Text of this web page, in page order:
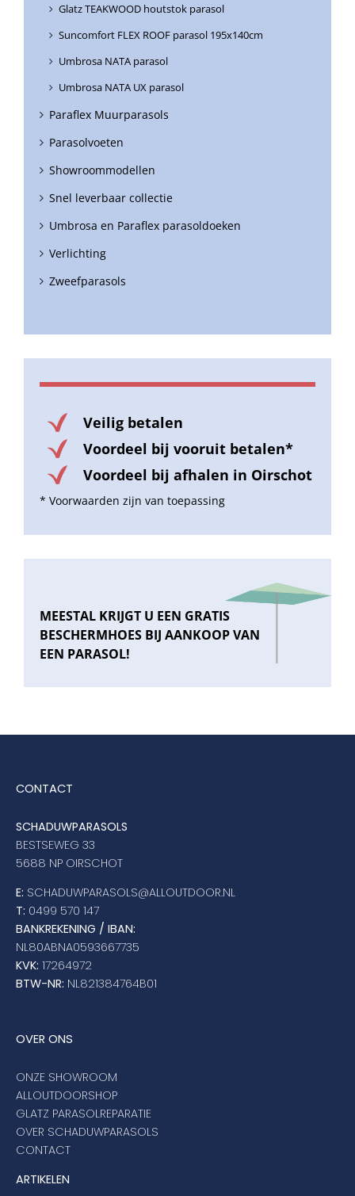
Glatz TEAKWOOD houtstok parasol
Suncomfort FLEX ROOF parasol 195x140cm
Umbrosa NATA parasol
Umbrosa NATA UX parasol
Paraflex Muurparasols
Parasolvoeten
Showroommodellen
Snel leverbaar collectie
Umbrosa en Paraflex parasoldoeken
Verlichting
Zweefparasols
Veilig betalen
Voordeel bij vooruit betalen*
Voordeel bij afhalen in Oirschot
* Voorwaarden zijn van toepassing
MEESTAL KRIJGT U EEN GRATIS
BESCHERMHOES BIJ AANKOOP VAN
EEN PARASOL!
CONTACT
SCHADUWPARASOLS
BESTSEWEG 33
5688 NP OIRSCHOT
E: SCHADUWPARASOLS@ALLOUTDOOR.NL
T: 0499 570 147
BANKREKENING / IBAN:
NL80ABNA0593667735
KVK: 17264972
BTW-NR: NL821384764B01
OVER ONS
ONZE SHOWROOM
ALLOUTDOORSHOP
GLATZ PARASOLREPARATIE
OVER SCHADUWPARASOLS
CONTACT
ARTIKELEN